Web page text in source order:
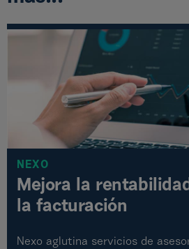
NEXO
Mejora la
la facturación
Nexo aglutina servicios de